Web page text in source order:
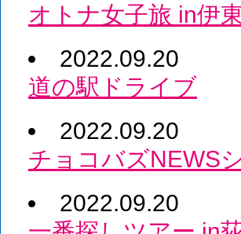
オトナ女子旅 in伊
2022.09.20
道の駅ドライブ
2022.09.20
チョコバズNEWS
2022.09.20